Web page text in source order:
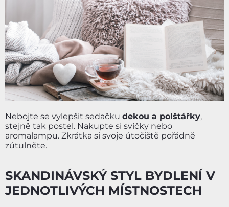
Nebojte se vylepšit sedačku dekou a polštářky,
stejně tak postel. Nakupte si svíčky nebo
aromalampu. Zkrátka si svoje útočiště pořádně
zútulněte.
SKANDINÁVSKÝ STYL BYDLENÍ V
JEDNOTLIVÝCH MÍSTNOSTECH